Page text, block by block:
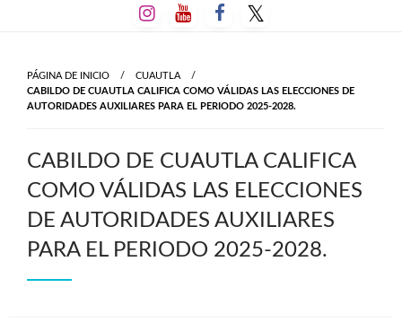
al
PÁGINA DE INICIO
CUAUTLA
CABILDO DE CUAUTLA CALIFICA COMO VÁLIDAS LAS ELECCIONES DE
AUTORIDADES AUXILIARES PARA EL PERIODO 2025-2028.
CABILDO DE CUAUTLA CALIFICA
COMO VÁLIDAS LAS ELECCIONES
DE AUTORIDADES AUXILIARES
PARA EL PERIODO 2025-2028.